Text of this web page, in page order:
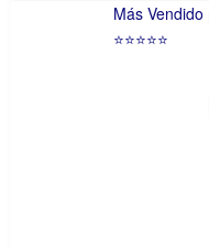
Más Vendido
⭐⭐⭐⭐⭐